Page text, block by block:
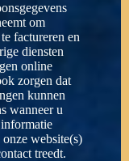
om
factureren en
diensten
online
zorgen dat
kunnen
wanneer u
website(s)
treedt.